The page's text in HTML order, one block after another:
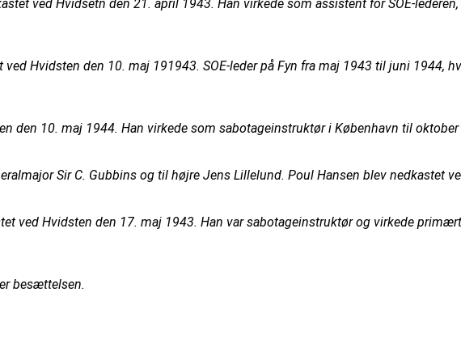
ved Hvidsetn den 21. april 1943. Han virkede som assistent for SOE-
ved Hvidsten den 10. maj 191943. SOE-leder på Fyn fra maj 1943 til juni 1944,
den 10. maj 1944. Han virkede som sabotageinstruktør i København til
Sir C. Gubbins og til højre Jens Lillelund. Poul Hansen blev nedkastet
ved Hvidsten den 17. maj 1943. Han var sabotageinstruktør og virkede
besættelsen.